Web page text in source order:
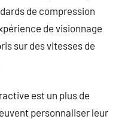
de compression
de visionnage
sur des vitesses de
est un plus de
personnaliser leur